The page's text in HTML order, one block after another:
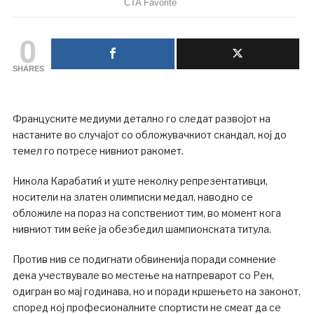
0
SHARES
Француските медиуми детално го следат развојот на
настаните во случајот со обложувачкиот скандал, кој до
темел го потресе нивниот ракомет.
Никола Карабатиќ и уште неколку репрезентативци,
носители на златен олимписки медал, наводно се
обложиле на пораз на сопствениот тим, во момент кога
нивниот тим веќе ја обезбедил шампионската титула.
Против нив се подигнати обвиненија поради сомнение
дека учествувале во местење на натпреварот со Рен,
одигран во мај годинава, но и поради кршењето на законот,
според кој професионалните спортисти не смеат да се